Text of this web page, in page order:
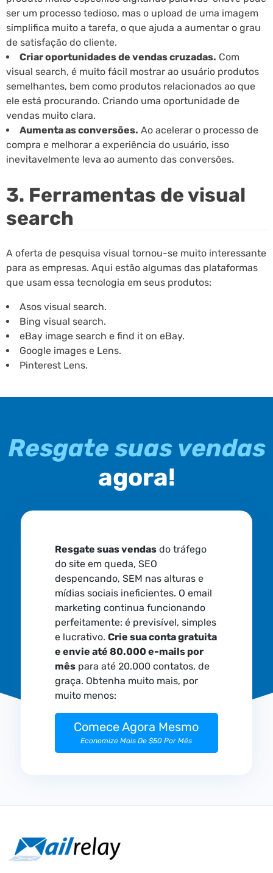
ser um processo tedioso, mas o upload de uma imagem
simplifica muito a tarefa, o que ajuda a aumentar o grau
de satisfação do cliente.
Criar oportunidades de vendas cruzadas. Com
visual search, é muito fácil mostrar ao usuário produtos
semelhantes, bem como produtos relacionados ao que
ele está procurando. Criando uma oportunidade de
vendas muito clara.
Aumenta as conversões. Ao acelerar o processo de
compra e melhorar a experiência do usuário, isso
inevitavelmente leva ao aumento das conversões.
3. Ferramentas de visual
search
A oferta de pesquisa visual tornou-se muito interessante
para as empresas. Aqui estão algumas das plataformas
que usam essa tecnologia em seus produtos:
Asos visual search.
Bing visual search.
eBay image search e find it on eBay.
Google images e Lens.
Pinterest Lens.
Resgate suas vendas
agora!
Resgate suas vendasdo tráfego
do site em queda, SEO
despencando, SEM nas alturas e
mídias sociais ineficientes. O email
marketing continua funcionando
perfeitamente: é previsível, simples
e lucrativo. Crie sua conta gratuita
e envie até 80.000 e-mails por
mêspara até 20.000 contatos, de
graça. Obtenha muito mais, por
muito menos:
Comece Agora Mesmo
Economize Mais De $50 Por Mês